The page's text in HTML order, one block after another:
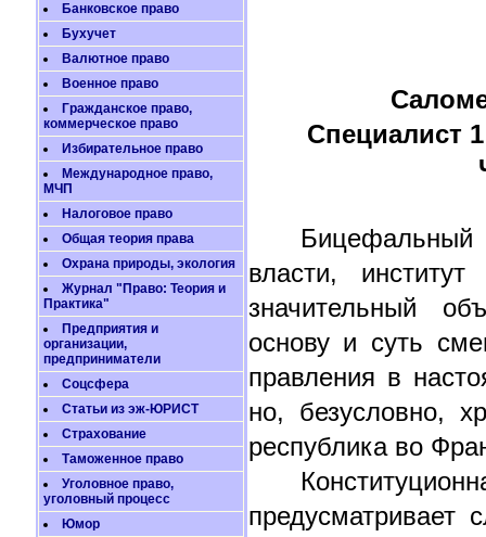
Банковское право
Бухучет
Валютное право
Военное право
Гражданское право,
коммерческое право
Избирательное право
Международное право,
МЧП
Налоговое право
Общая теория права
Охрана природы, экология
Журнал "Право: Теория и
Практика"
Предприятия и
организации,
предприниматели
Соцсфера
Статьи из эж-ЮРИСТ
Страхование
Таможенное право
Уголовное право,
уголовный процесс
Юмор
Специалист
Бицефальный
власти, институт
значительный
основу и суть
правления в
но, безусловно,
республика во
предусматривает